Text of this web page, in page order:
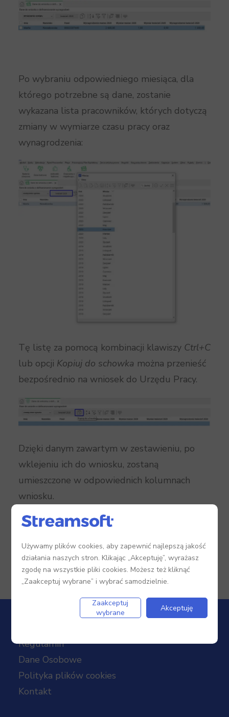
Po wybraniu odpowiedniego miesiąca, dla
którego potrzebne są dane, zostanie
wykazana lista pracowników, których dotyczą
zmiany w wymiarze czasu pracy oraz
wynagrodzenia:
Tę listę za pomocą kombinacji klawiszy Ctrl+C
lub opcji Kopiuj do schowka można przenieść
bezpośrednio na wniosek do Urzędu Pracy.
Dzięki danym zawartym w zestawieniu, po
wklejeniu ich do wniosku, zostaną
umieszczone w odpowiednich kolumnach
wniosku.
Regulamin
Dane Osobowe
Polityka plików cookies
Kontakt
Używamy plików cookies, aby zapewnić najlepszą jakość
działania naszych stron. Klikając „Akceptuję”, wyrażasz
zgodę na wszystkie pliki cookies. Możesz też kliknąć
„Zaakceptuj wybrane” i wybrać samodzielnie.
Zaakceptuj
wybrane
Akceptuję